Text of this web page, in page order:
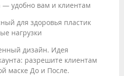
— удобно вам и клиентам
для здоровья пластик
нагрузки
дизайн. Идея
разрешите клиентам
маске До и После.